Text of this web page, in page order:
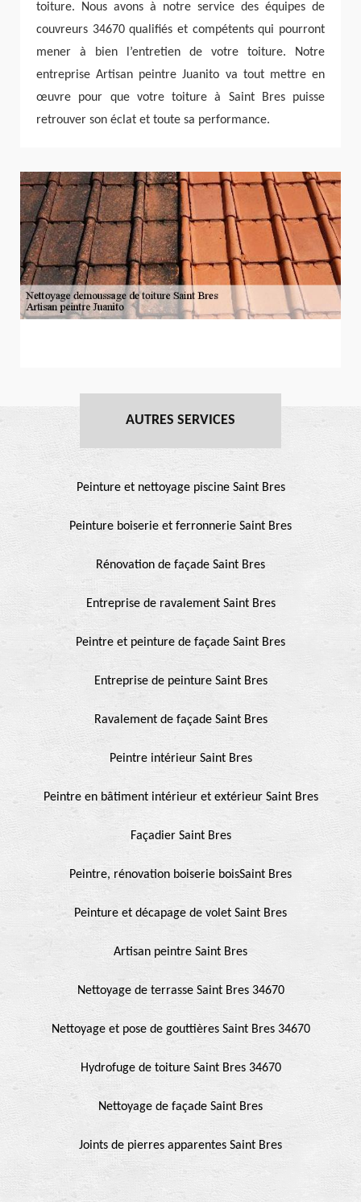
toiture. Nous avons à notre service des équipes de
couvreurs 34670 qualifiés et compétents qui pourront
mener à bien l’entretien de votre toiture. Notre
entreprise Artisan peintre Juanito va tout mettre en
œuvre pour que votre toiture à Saint Bres puisse
retrouver son éclat et toute sa performance.
AUTRES SERVICES
Peinture et nettoyage piscine Saint Bres
Peinture boiserie et ferronnerie Saint Bres
Rénovation de façade Saint Bres
Entreprise de ravalement Saint Bres
Peintre et peinture de façade Saint Bres
Entreprise de peinture Saint Bres
Ravalement de façade Saint Bres
Peintre intérieur Saint Bres
Peintre en bâtiment intérieur et extérieur Saint Bres
Façadier Saint Bres
Peintre, rénovation boiserie boisSaint Bres
Peinture et décapage de volet Saint Bres
Artisan peintre Saint Bres
Nettoyage de terrasse Saint Bres 34670
Nettoyage et pose de gouttières Saint Bres 34670
Hydrofuge de toiture Saint Bres 34670
Nettoyage de façade Saint Bres
Joints de pierres apparentes Saint Bres